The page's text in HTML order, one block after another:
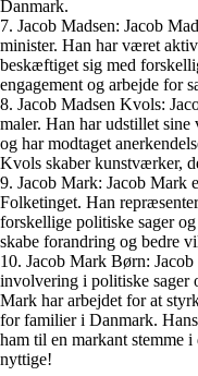
Danmark.
7. Jacob Madsen: Jacob
minister. Han har været
beskæftiget sig med
engagement og arbejde for
8. Jacob Madsen Kvols:
maler. Han har udstillet
og har modtaget
Kvols skaber kunstværker,
9. Jacob Mark: Jacob Mark
Folketinget. Han
forskellige politiske sager
skabe forandring og bedre
10. Jacob Mark Børn:
involvering i politiske sager
Mark har arbejdet for at
for familier i Danmark.
ham til en markant stemme
nyttige!